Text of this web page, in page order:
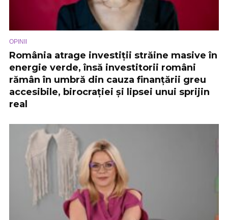
OPINII
România atrage investiții străine masive în
energie verde, însă investitorii români
rămân în umbră din cauza finanțării greu
accesibile, birocrației și lipsei unui sprijin
real